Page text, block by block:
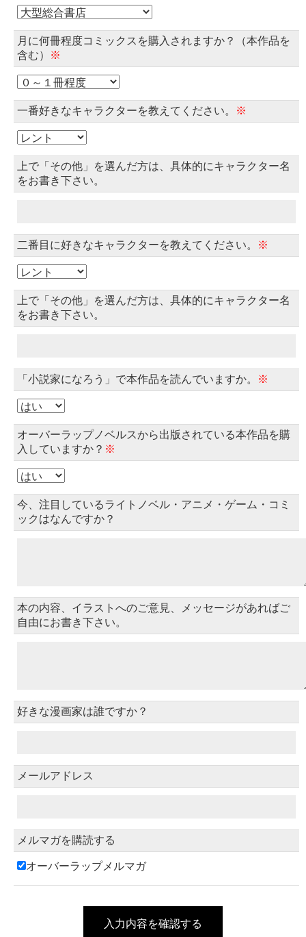
月に何冊程度コミックスを購入されますか？（本作品を
含む）
※
一番好きなキャラクターを教えてください。 ※
上で「その他」を選んだ方は、具体的にキャラクター名
をお書き下さい。
二番目に好きなキャラクターを教えてください。 ※
上で「その他」を選んだ方は、具体的にキャラクター名
をお書き下さい。
「小説家になろう」で本作品を読んでいますか。 ※
オーバーラップノベルスから出版されている本作品を購
入していますか？ ※
今、注目しているライトノベル・アニメ・ゲーム・コミ
ックはなんですか？
本の内容、イラストへのご意見、メッセージがあればご
自由にお書き下さい。
好きな漫画家は誰ですか？
メールアドレス
メルマガを購読する
オーバーラップメルマガ
入力内容を確認する